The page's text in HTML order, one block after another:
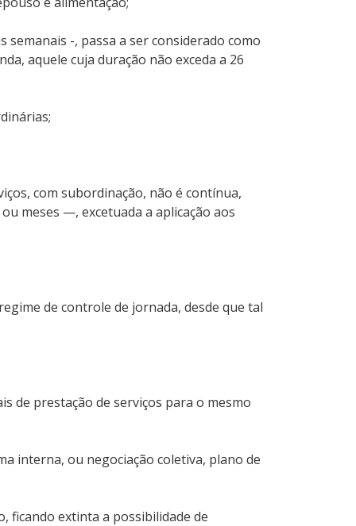
-, passa a ser considerado como
aquele cuja duração não exceda a 26
com subordinação, não é contínua,
meses —, excetuada a aplicação aos
de controle de jornada, desde que tal
de prestação de serviços para o mesmo
interna, ou negociação coletiva, plano de
ficando extinta a possibilidade de